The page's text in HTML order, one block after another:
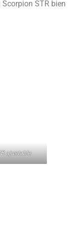
STR bien
ajustable